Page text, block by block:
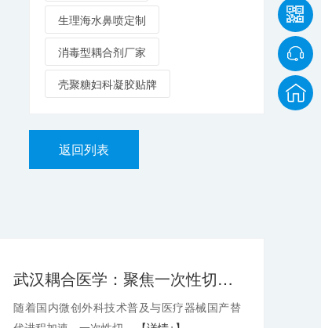
生理海水鼻喷定制
消毒型耦合剂厂家
壳聚糖妇科凝胶贴牌
返回列表
武汉耦合医学：聚焦一次性切口保护套OEM，深耕微创耗材定制代工领域
随着国内微创外科技术普及与医疗器械国产替